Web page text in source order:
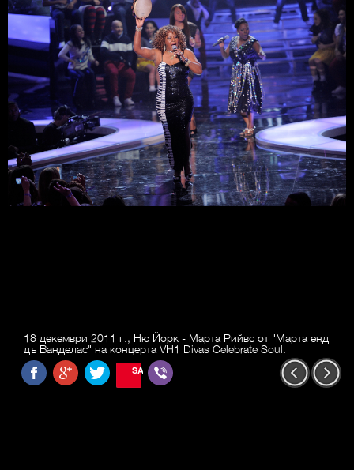
18 декември 2011 г., Ню Йорк - Марта Рийвс от "Марта енд
дъ Ванделас" на концерта VH1 Divas Celebrate Soul.
SAVE